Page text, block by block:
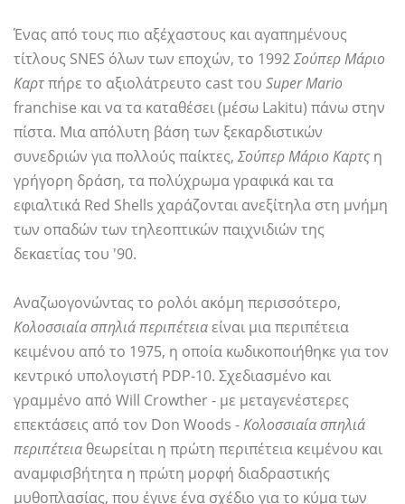
Ένας από τους πιο αξέχαστους και αγαπημένους
τίτλους SNES όλων των εποχών, το 1992Σούπερ Μάριο
Καρτπήρε το αξιολάτρευτο cast του Super Mario
franchise και να τα καταθέσει (μέσω Lakitu) πάνω στην
πίστα. Μια απόλυτη βάση των ξεκαρδιστικών
συνεδριών για πολλούς παίκτες, Σούπερ Μάριο Καρτς η
γρήγορη δράση, τα πολύχρωμα γραφικά και τα
εφιαλτικά Red Shells χαράζονται ανεξίτηλα στη μνήμη
των οπαδών των τηλεοπτικών παιχνιδιών της
δεκαετίας του '90.
Αναζωογονώντας το ρολόι ακόμη περισσότερο,
Κολοσσιαία σπηλιά περιπέτειαείναι μια περιπέτεια
κειμένου από το 1975, η οποία κωδικοποιήθηκε για τον
κεντρικό υπολογιστή PDP-10. Σχεδιασμένο και
γραμμένο από Will Crowther - με μεταγενέστερες
επεκτάσεις από τον Don Woods -Κολοσσιαία σπηλιά
περιπέτεια θεωρείται η πρώτη περιπέτεια κειμένου και
αναμφισβήτητα η πρώτη μορφή διαδραστικής
μυθοπλασίας, που έγινε ένα σχέδιο για το κύμα των